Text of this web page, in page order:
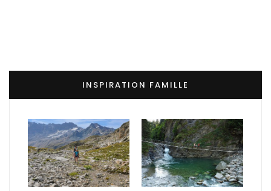
INSPIRATION FAMILLE